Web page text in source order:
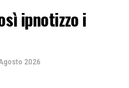
ipnotizzo i
2026